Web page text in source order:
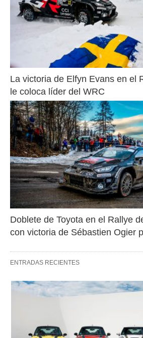
La victoria de Elfyn Evans en el
le coloca líder del WRC
Doblete de Toyota en el Rallye
con victoria de Sébastien Ogier
ENTRADAS RECIENTES